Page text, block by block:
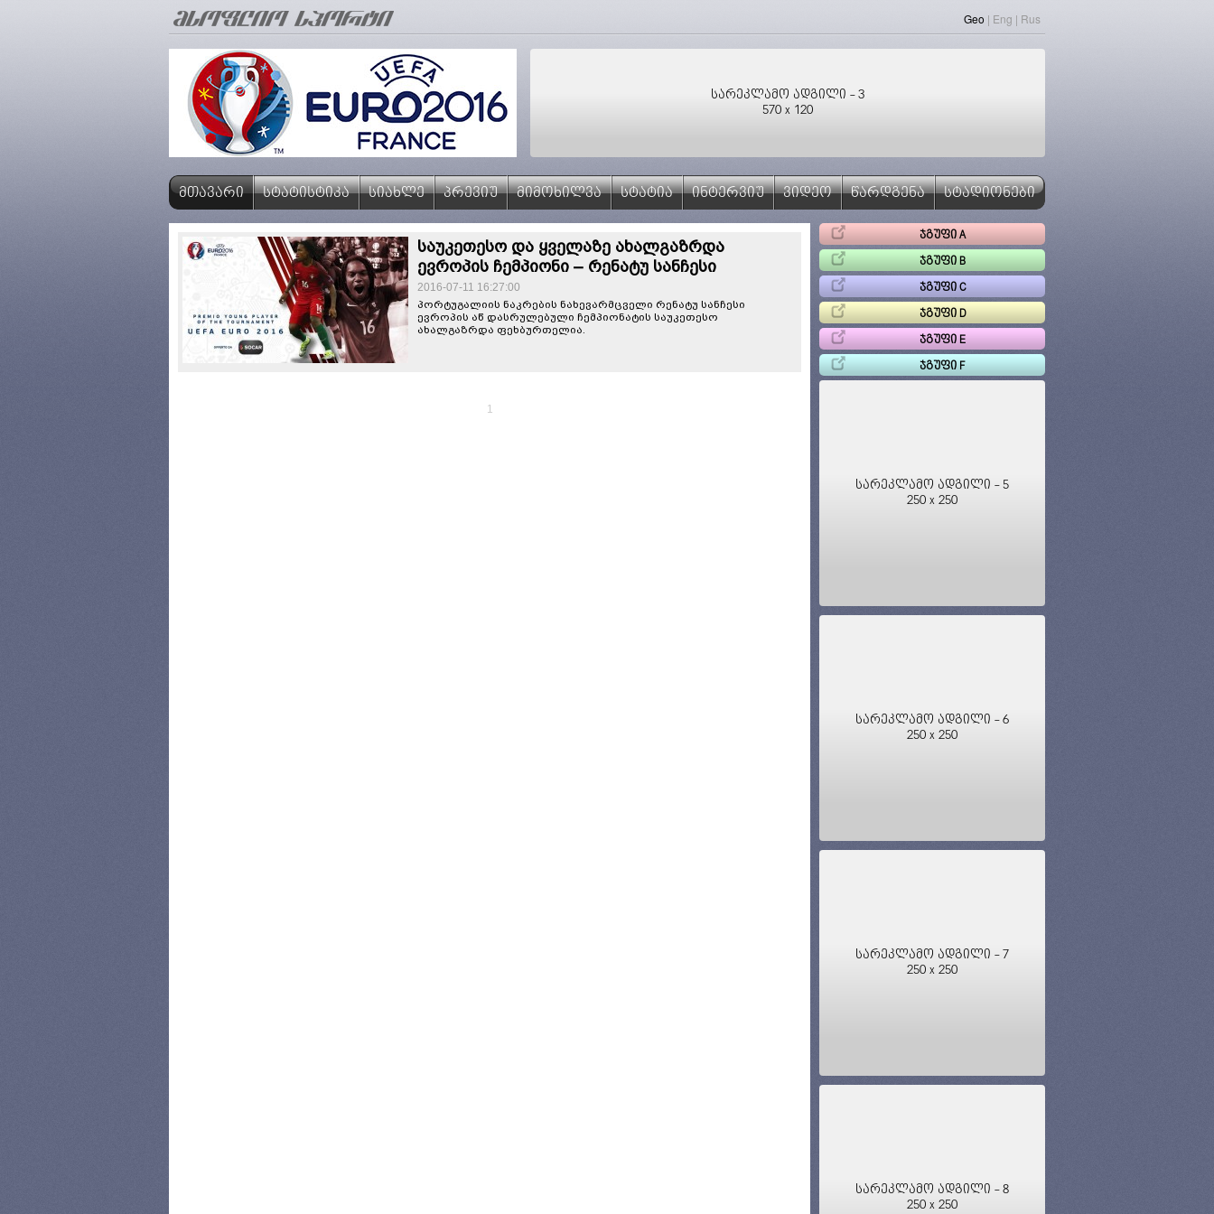
Geo | Eng | Rus
სარეკლამო ადგილი - 3
570 x 120
ᲛᲗᲐᲕᲐᲠᲘ ᲡᲢᲐᲢᲘᲡᲢᲘᲙᲐ ᲡᲘᲐᲮᲚᲔ ᲞᲠᲔᲕᲘᲣ ᲛᲘᲛᲝᲮᲘᲚᲕᲐ ᲡᲢᲐᲢᲘᲐ ᲘᲜᲢᲔᲠᲕᲘᲣ ᲕᲘᲓᲔᲝ ᲬᲐᲠᲓᲒᲔᲜᲐ ᲡᲢᲐᲓᲘᲝᲜᲔᲑᲘ
საუკეთესო და ყველაზე ახალგაზრდა
ევროპის ჩემპიონი – რენატუ სანჩესი
2016-07-11 16:27:00
პორტუგალიის ნაკრების ნახევარმცველი რენატუ სანჩესი
ევროპის აწ დასრულებული ჩემპიონატის საუკეთესო
ახალგაზრდა ფეხბურთელია.
1
ᲯᲒᲣᲤᲘ A
ᲯᲒᲣᲤᲘ B
ᲯᲒᲣᲤᲘ C
ᲯᲒᲣᲤᲘ D
ᲯᲒᲣᲤᲘ E
ᲯᲒᲣᲤᲘ F
სარეკლამო ადგილი - 5
250 x 250
სარეკლამო ადგილი - 6
250 x 250
სარეკლამო ადგილი - 7
250 x 250
სარეკლამო ადგილი - 8
250 x 250